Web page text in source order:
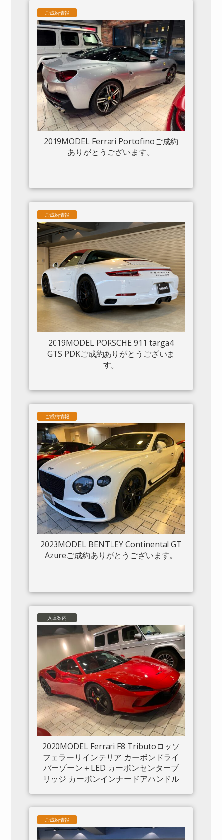
ご成約情報
2019MODEL Ferrari Portofinoご成約
ありがとうございます。
ご成約情報
2019MODEL PORSCHE 911 targa4
GTS PDKご成約ありがとうございま
す。
ご成約情報
2023MODEL BENTLEY Continental GT
Azureご成約ありがとうございます。
入庫案内
2020MODEL Ferrari F8 Tributoロッソ
フェラーリインテリア カーボンドライ
バーゾーン＋LED カーボンセンターブ
リッジ カーボンインナードアハンドル
ーディスプレイ アダプティブヘッドラ
イトシステム 入庫しました。
ご成約情報